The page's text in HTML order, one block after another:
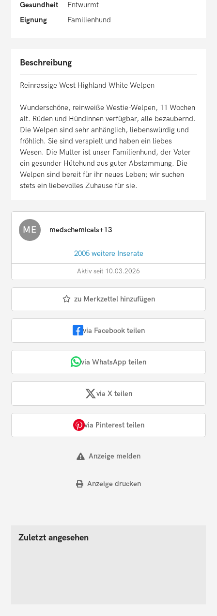
Gesundheit
Entwurmt
Eignung
Familienhund
Beschreibung
Reinrassige West Highland White Welpen
Wunderschöne, reinweiße Westie-Welpen, 11 Wochen
alt. Rüden und Hündinnen verfügbar, alle bezaubernd.
Die Welpen sind sehr anhänglich, liebenswürdig und
fröhlich. Sie sind verspielt und haben ein liebes
Wesen. Die Mutter ist unser Familienhund, der Vater
ein gesunder Hütehund aus guter Abstammung. Die
Welpen sind bereit für ihr neues Leben; wir suchen
stets ein liebevolles Zuhause für sie.
ME medschemicals+13
2005 weitere Inserate
Aktiv seit 10.03.2026
zu Merkzettel hinzufügen
via Facebook teilen
via WhatsApp teilen
via X teilen
via Pinterest teilen
Anzeige melden
Anzeige drucken
Zuletzt angesehen